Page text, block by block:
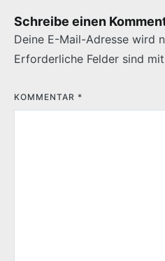
Schreibe einen
Deine E-Mail-Adresse wird
Erforderliche Felder sind mit
KOMMENTAR *